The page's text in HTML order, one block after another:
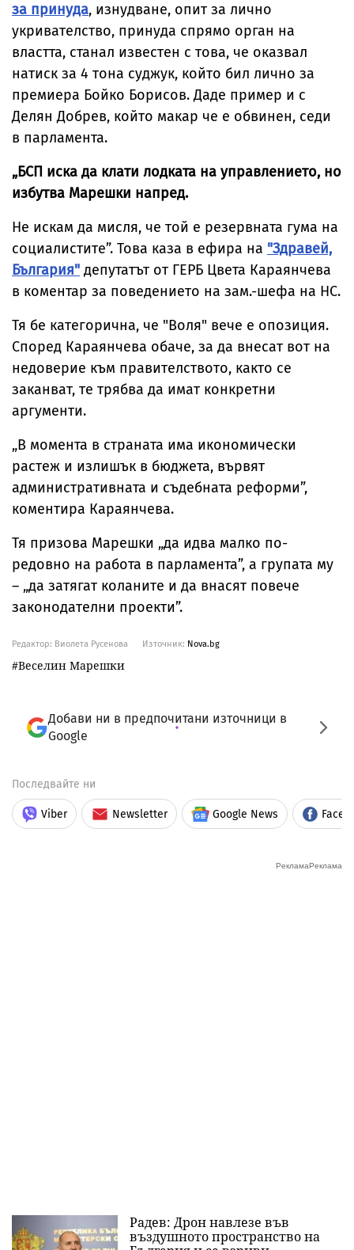
за принуда, изнудване, опит за лично
укривателство, принуда спрямо орган на
властта, станал известен с това, че оказвал
натиск за 4 тона суджук, който бил лично за
премиера Бойко Борисов. Даде пример и с
Делян Добрев, който макар че е обвинен, седи
в парламента.
„БСП иска да клати лодката на управлението, но
избутва Марешки напред.
Не искам да мисля, че той е резервната гума на
социалистите”. Това каза в ефира на "Здравей,
България" депутатът от ГЕРБ Цвета Караянчева
в коментар за поведението на зам.-шефа на НС.
Тя бе категорична, че "Воля" вече е опозиция.
Според Караянчева обаче, за да внесат вот на
недоверие към правителството, както се
заканват, те трябва да имат конкретни
аргументи.
„В момента в страната има икономически
растеж и излишък в бюджета, вървят
административната и съдебната реформи”,
коментира Караянчева.
Тя призова Марешки „да идва малко по-
редовно на работа в парламента”, а групата му
– „да затягат коланите и да внасят повече
законодателни проекти”.
Редактор: Виолета Русенова Източник: Nova.bg
Веселин Марешки
Добави ни в предпочитани източници в
Google
Последвайте ни
Viber Newsletter Google News
Радев: Дрон навлезе във
въздушното пространство на